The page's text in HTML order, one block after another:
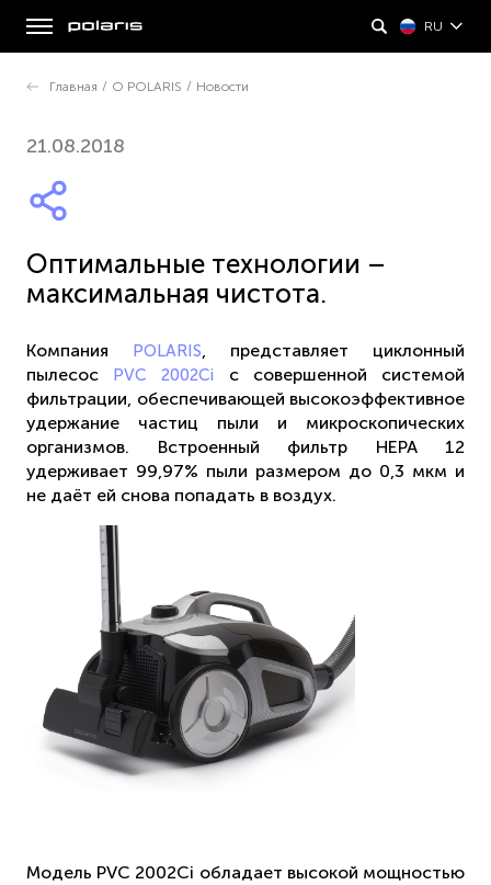
RU
Главная / О POLARIS / Новости
21.08.2018
Оптимальные технологии –
максимальная чистота.
Компания POLARIS, представляет циклонный
пылесос PVC 2002Ci
с совершенной системой
фильтрации, обеспечивающей высокоэффективное
удержание частиц пыли и микроскопических
организмов. Встроенный фильтр НЕРА 12
удерживает 99,97% пыли размером до 0,3 мкм и
не даёт ей снова попадать в воздух.
Модель PVC 2002Ci обладает высокой мощностью